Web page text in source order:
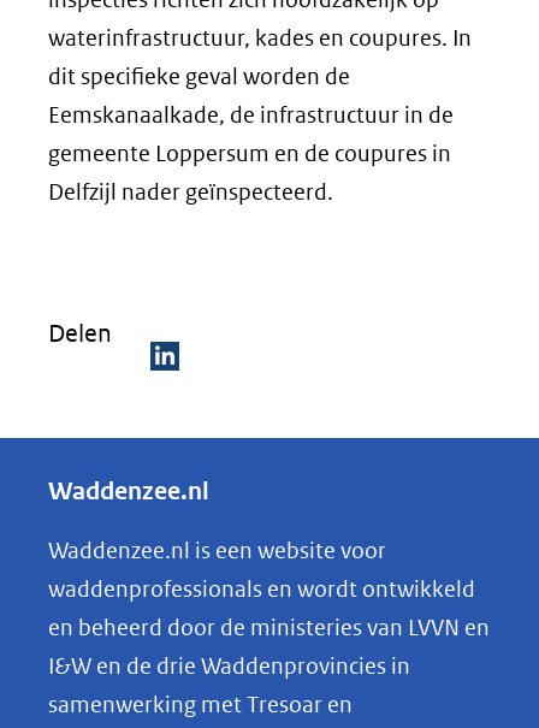
waterinfrastructuur, kades en coupures. In
dit specifieke geval worden de
Eemskanaalkade, de infrastructuur in de
gemeente Loppersum en de coupures in
Delfzijl nader geïnspecteerd.
Delen
e
e
n
o
p
Waddenzee.nl
Waddenzee.nl is een website voor
waddenprofessionals en wordt ontwikkeld
en beheerd door de ministeries van LVVN en
I&W en de drie Waddenprovincies in
samenwerking met Tresoar en